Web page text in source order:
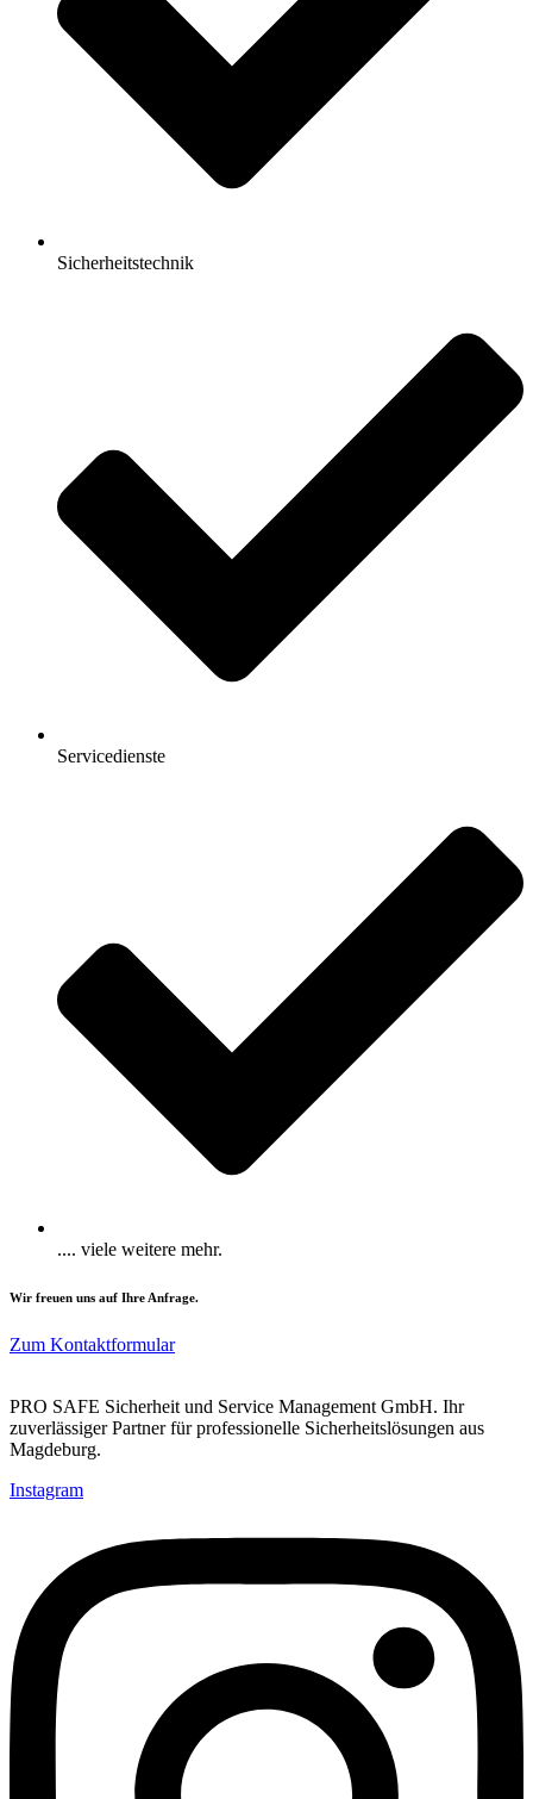
Sicherheitstechnik
Servicedienste
.... viele weitere mehr.
Wir freuen uns auf Ihre Anfrage.
Zum Kontaktformular
PRO SAFE Sicherheit und Service Management GmbH. Ihr
zuverlässiger Partner für professionelle Sicherheitslösungen aus
Magdeburg.
Instagram